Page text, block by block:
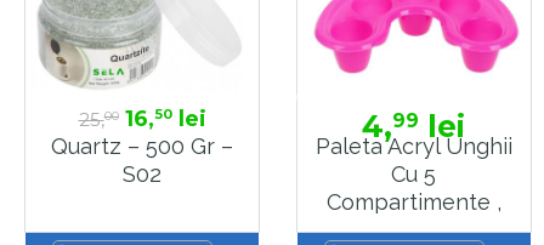
25,00 16,50lei
Quartz – 500 Gr –
S02
4,99 lei
Paleta Acryl Unghii
Cu 5
Compartimente ,
Sela , P113B